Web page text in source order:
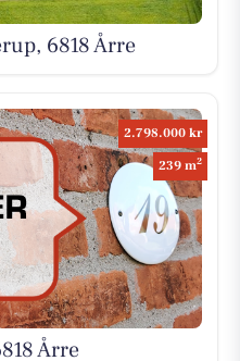
6818 Årre
2.798.000 kr
239 m2
Årre